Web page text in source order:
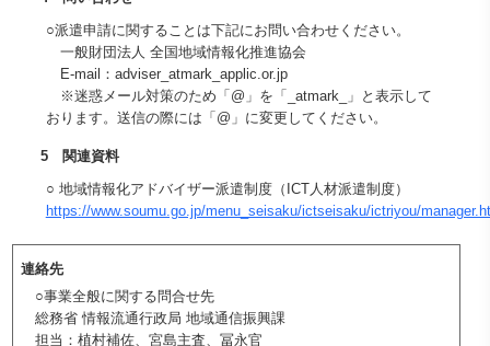
○派遣申請に関することは下記にお問い合わせください。
一般財団法人 全国地域情報化推進協会
E-mail：adviser_atmark_applic.or.jp
※迷惑メール対策のため「@」を「_atmark_」と表示して
おります。送信の際には「@」に変更してください。
5 関連資料
○ 地域情報化アドバイザー派遣制度（ICT人材派遣制度）
https://www.soumu.go.jp/menu_seisaku/ictseisaku/ictriyou/
連絡先
○事業全般に関する問合せ先
総務省 情報流通行政局 地域通信振興課
担当：植村補佐、宮島主査、冨永官